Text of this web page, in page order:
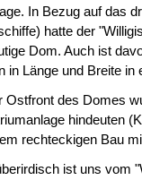
In Bezug auf das
hatte der
Dom. Auch ist
in Länge und Breite in
Ostfront des Domes
hindeuten
rechteckigen Bau
ist uns vom